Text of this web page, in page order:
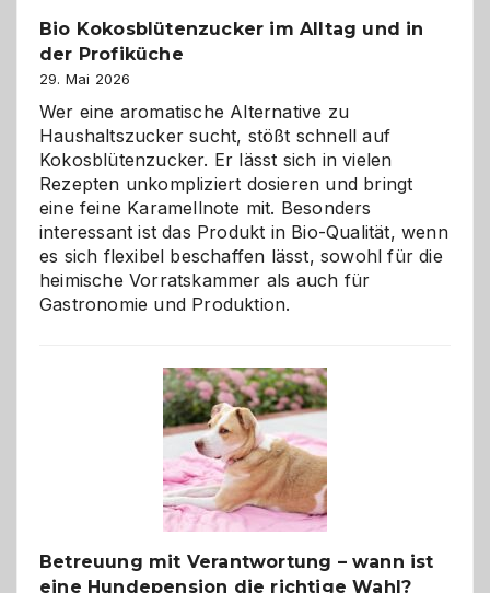
eigenen
Bio Kokosblütenzucker im Alltag und in
der Profiküche
29. Mai 2026
Wer eine aromatische Alternative zu
Haushaltszucker sucht, stößt schnell auf
Kokosblütenzucker. Er lässt sich in vielen
Rezepten unkompliziert dosieren und bringt
eine feine Karamellnote mit. Besonders
interessant ist das Produkt in Bio-Qualität, wenn
es sich flexibel beschaffen lässt, sowohl für die
heimische Vorratskammer als auch für
Gastronomie und Produktion.
Betreuung mit Verantwortung – wann ist
eine Hundepension die richtige Wahl?